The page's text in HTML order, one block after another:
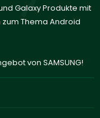
Galaxy Produkte mit
Thema Android
von SAMSUNG!